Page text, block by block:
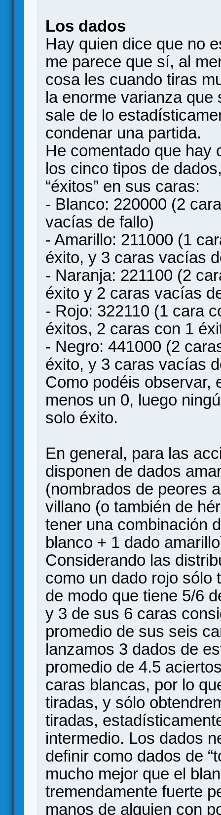
Los dados
Hay quien dice que no
me parece que sí, al
cosa les cuando tiras
la enorme varianza
sale de lo
condenar una partida.
He comentado que hay
los cinco tipos de
“éxitos” en sus caras:
- Blanco: 220000 (2
vacías de fallo)
- Amarillo: 211000 (1
éxito, y 3 caras vacías
- Naranja: 221100 (2
éxito y 2 caras vacías
- Rojo: 322110 (1 cara
éxitos, 2 caras con 1
- Negro: 441000 (2
éxito, y 3 caras vacías
Como podéis observar,
menos un 0, luego
solo éxito.
En general, para las
disponen de dados
(nombrados de peores
villano (o también de
tener una combinación
blanco + 1 dado
Considerando las
como un dado rojo sólo
de modo que tiene 5/6
y 3 de sus 6 caras
promedio de sus seis
lanzamos 3 dados de
promedio de 4.5
caras blancas, por lo
tiradas, y sólo
tiradas,
intermedio. Los dados
definir como dados de
mucho mejor que el
tremendamente fuerte
manos de alguien con